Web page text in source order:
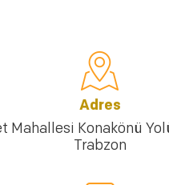
Adres
Mahallesi Konakönü
Trabzon